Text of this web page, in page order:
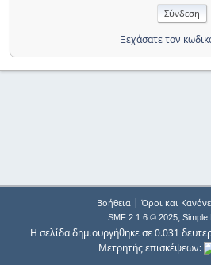
Ξεχάσατε τον
Βοήθεια| Όροι και
SMF 2.1.6 © 2025, Simple
Η σελίδα δημιουργήθηκε σε 0.031
Μετρητής επισκέψεων: